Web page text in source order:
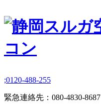
;0120-488-255
緊急連絡先： 080-4830-8687